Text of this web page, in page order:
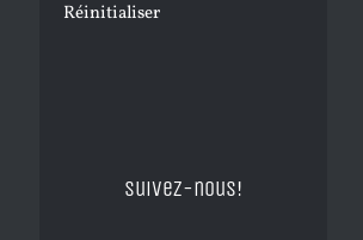
Réinitialiser
Suivez-nous!